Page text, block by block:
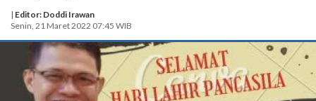
| Editor: Doddi Irawan
Senin, 21 Maret 2022 07:45 WIB